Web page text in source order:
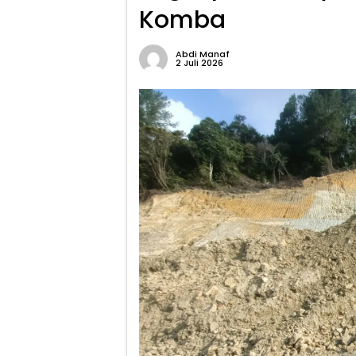
Komba
Abdi Manaf
2 Juli 2026